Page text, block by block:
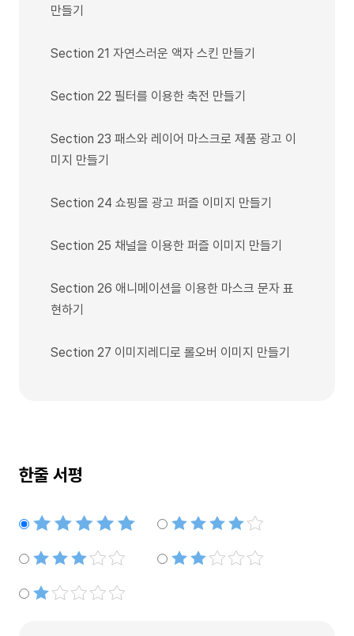
만들기
Section 21 자연스러운 액자 스킨 만들기
Section 22 필터를 이용한 축전 만들기
Section 23 패스와 레이어 마스크로 제품 광고 이
미지 만들기
Section 24 쇼핑몰 광고 퍼즐 이미지 만들기
Section 25 채널을 이용한 퍼즐 이미지 만들기
Section 26 애니메이션을 이용한 마스크 문자 표
현하기
Section 27 이미지레디로 롤오버 이미지 만들기
한줄 서평
별점5개 별점4개
별점3개 별점2개
별점1개